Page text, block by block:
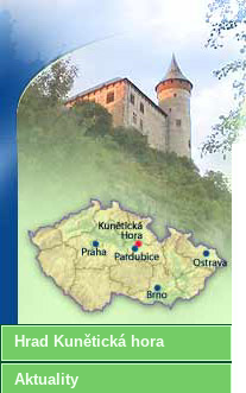
Hrad Kunětická hora
Aktuality